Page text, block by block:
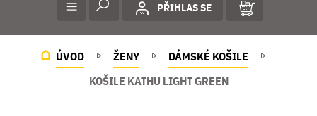
PŘIHLAS SE
ÚVOD ŽENY
DÁMSKÉ KOŠILE
KOŠILE KATHU LIGHT GREEN